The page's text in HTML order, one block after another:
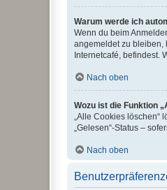
Warum werde ich
Wenn du beim
angemeldet zu bleiben,
Internetcafé, befindest.
Nach oben
Wozu ist die Funktion
„Alle Cookies löschen“
„Gelesen“-Status –
Nach oben